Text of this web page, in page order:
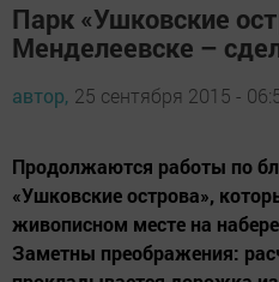
Парк «Ушковские
Менделеевске –
автор, 25 сентября 2015 -
Продолжаются работы по
«Ушковские острова»,
живописном месте на
Заметны преображения: